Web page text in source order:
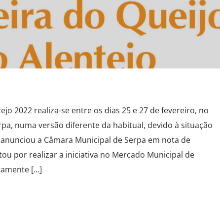
2022 realiza-se entre os dias 25 e 27 de fevereiro, no
numa versão diferente da habitual, devido à situação
a Câmara Municipal de Serpa em nota de
por realizar a iniciativa no Mercado Municipal de
[…]